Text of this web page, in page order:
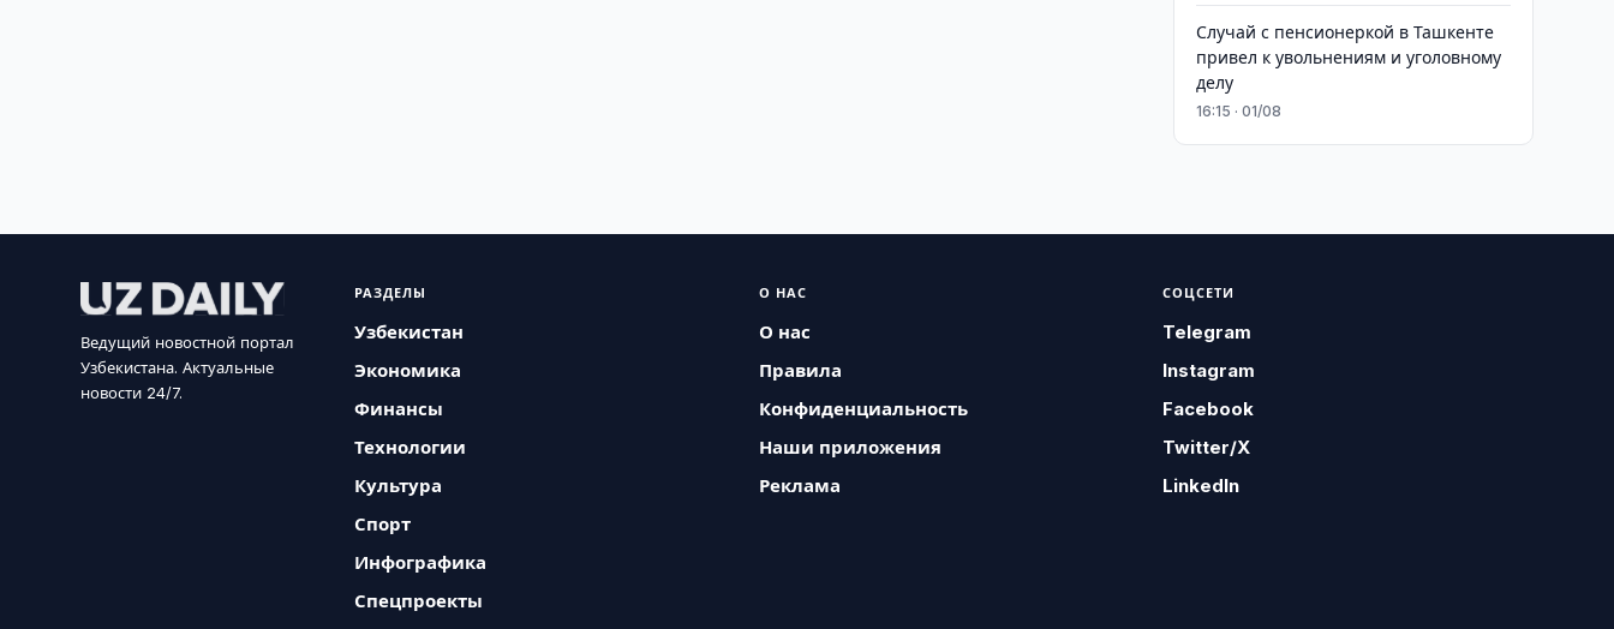
Случай с пенсионеркой в Ташкенте
привел к увольнениям и уголовному
делу
16:15 · 01/08
Ведущий новостной портал
Узбекистана. Актуальные
новости 24/7.
РАЗДЕЛЫ
Узбекистан
Экономика
Финансы
Технологии
Культура
Спорт
Инфографика
Спецпроекты
О НАС
О нас
Правила
Конфиденциальность
Наши приложения
Реклама
СОЦСЕТИ
Telegram
Instagram
Facebook
Twitter/X
LinkedIn